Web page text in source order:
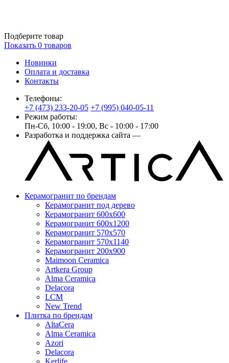
Подберите товар
Показать 0 товаров
Новинки
Оплата и доставка
Контакты
Телефоны:
+7 (473) 233-20-05 +7 (995) 040-05-11
Режим работы:
Пн-Сб, 10:00 - 19:00, Вс - 10:00 - 17:00
Разработка и поддержка сайта —
Керамогранит по брендам
Керамогранит под дерево
Керамогранит 600x600
Керамогранит 600x1200
Керамогранит 570x570
Керамогранит 570x1140
Керамогранит 200x900
Maimoon Ceramica
Artkera Group
Alma Ceramica
Delacora
LCM
New Trend
Плитка по брендам
AltaCera
Аlma Ceramica
Azori
Delacora
Kerlife